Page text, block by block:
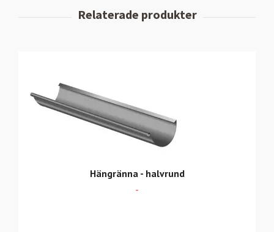
Hängränna - halvrund
-